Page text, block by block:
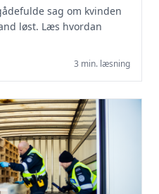
sag om kvinden
løst. Læs hvordan
3 min. læsning